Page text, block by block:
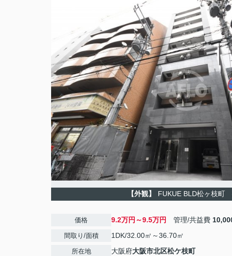
【外観】 FUKUE BLD松ヶ枝町
価格 9.2万円～9.5万円 管理/共益費
間取り/面積 1DK/32.00㎡～36.70㎡
所在地 大阪府大阪市北区松ケ枝町